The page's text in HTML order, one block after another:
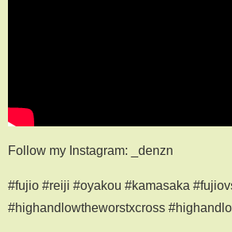
Follow my Instagram: _denzn
#fujio #reiji #oyakou #kamasaka
#highandlowtheworstxcross